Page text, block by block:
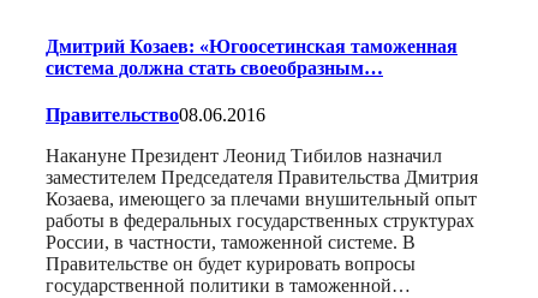
Дмитрий Козаев: «Югоосетинская таможенная
система должна стать своеобразным…
Правительство08.06.2016
Накануне Президент Леонид Тибилов назначил
заместителем Председателя Правительства Дмитрия
Козаева, имеющего за плечами внушительный опыт
работы в федеральных государственных структурах
России, в частности, таможенной системе. В
Правительстве он будет курировать вопросы
государственной политики в таможенной…